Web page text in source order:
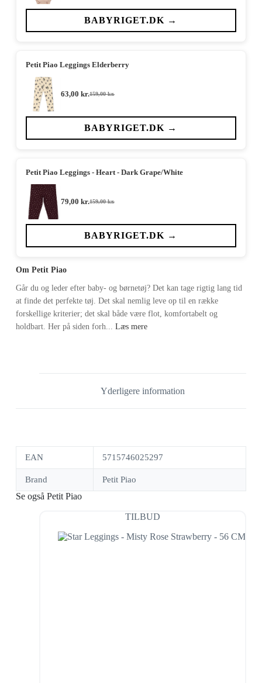
pris
var:
pris
er:
BABYRIGET.DK →
Petit Piao Leggings Elderberry
159,00kr.
Den
pris
var:
63,00 kr.Den
pris
er:
BABYRIGET.DK →
Petit Piao Leggings - Heart - Dark Grape/White
159,00kr.
Den
pris
var:
79,00 kr.Den
pris
er:
BABYRIGET.DK →
Om Petit Piao
Går du og leder efter baby- og børnetøj? Det kan tage rigtig lang tid
at finde det perfekte tøj. Det skal nemlig leve op til en række
forskellige kriterier; det skal både være flot, komfortabelt og
holdbart. Her på siden forh... Læs mere
Yderligere information
EAN 5715746025297
Brand Petit Piao
Se også Petit Piao
TILBUD